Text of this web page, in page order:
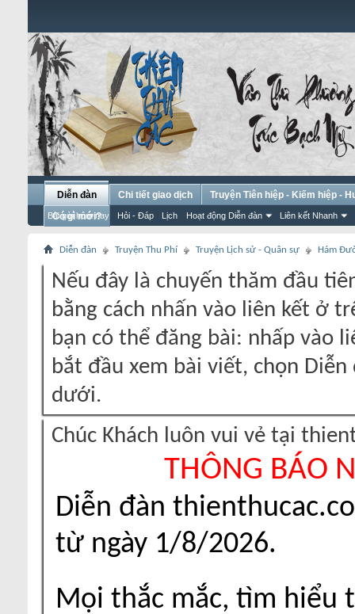
Diễn đàn
Bài gửi hôm nay Hỏi - Đáp Lịch Hoạt động Diễn đàn Liên kết Nhanh
Chi tiết giao dịch
Truyện Tiên hiệp - Kiếm hiệp -
Có gì mới?
Diễn đàn Truyện Thu Phí Truyện Lịch sử - Quân sự Hám
Nếu đây là chuyến thăm đầu
bằng cách nhấn vào liên kết ở
bạn có thể đăng bài: nhấp vào
bắt đầu xem bài viết, chọn
dưới.
Chúc Khách luôn vui vẻ tại
THÔNG BÁO
Diễn đàn
từ ngày 1/8/2026.
Mọi thắc mắc, tìm hiểu